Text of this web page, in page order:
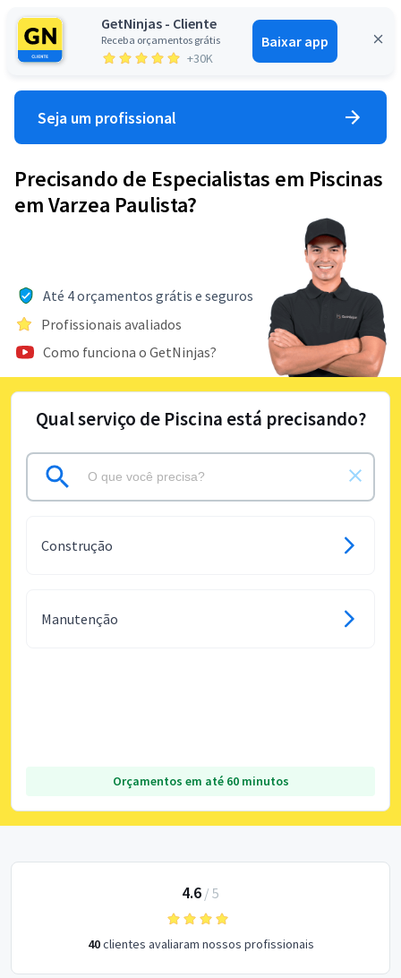
GetNinjas - Cliente
Receba orçamentos grátis
+30K
Baixar app
Entrar
Seja um profissional
Precisando de Especialistas em Piscinas
em Varzea Paulista?
Até 4 orçamentos grátis e seguros
Profissionais avaliados
Como funciona o GetNinjas?
Qual serviço de Piscina está precisando?
Construção
Manutenção
Orçamentos em até 60 minutos
4.6 / 5
40clientes avaliaram nossos profissionais